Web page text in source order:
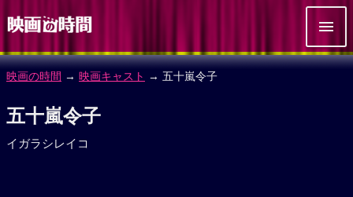
映画の時間 → 映画キャスト → 五十嵐令子
五十嵐令子
イガラシレイコ